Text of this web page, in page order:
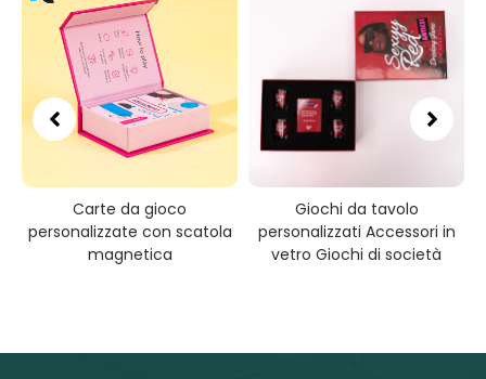
Carte da gioco
personalizzate con scatola
magnetica
Giochi da tavolo
personalizzati Accessori in
vetro Giochi di società